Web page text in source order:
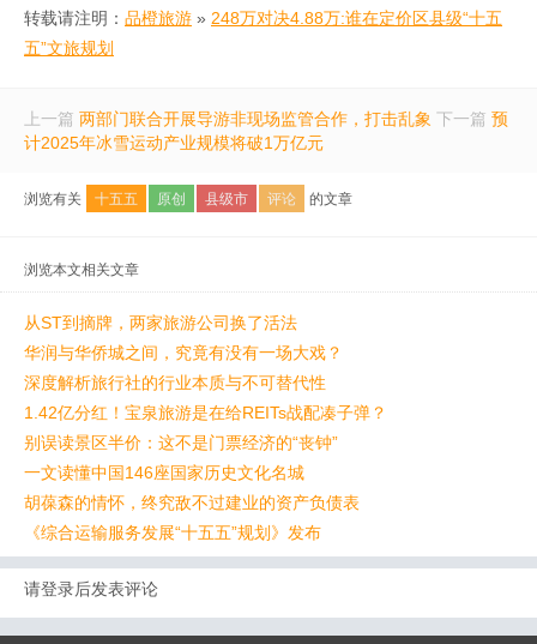
转载请注明： 品橙旅游 » 248万对决4.88万:谁在定价区县级“十五
五”文旅规划
上一篇 两部门联合开展导游非现场监管合作，打击乱象 下一篇 预
计2025年冰雪运动产业规模将破1万亿元
浏览有关 十五五 原创 县级市 评论 的文章
浏览本文相关文章
从ST到摘牌，两家旅游公司换了活法
华润与华侨城之间，究竟有没有一场大戏？
深度解析旅行社的行业本质与不可替代性
1.42亿分红！宝泉旅游是在给REITs战配凑子弹？
别误读景区半价：这不是门票经济的“丧钟”
一文读懂中国146座国家历史文化名城
胡葆森的情怀，终究敌不过建业的资产负债表
《综合运输服务发展“十五五”规划》发布
请登录后发表评论